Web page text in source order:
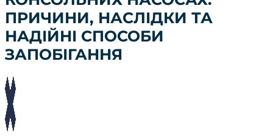
ПРИЧИНИ, НАСЛІДКИ ТА
НАДІЙНІ СПОСОБИ
ЗАПОБІГАННЯ